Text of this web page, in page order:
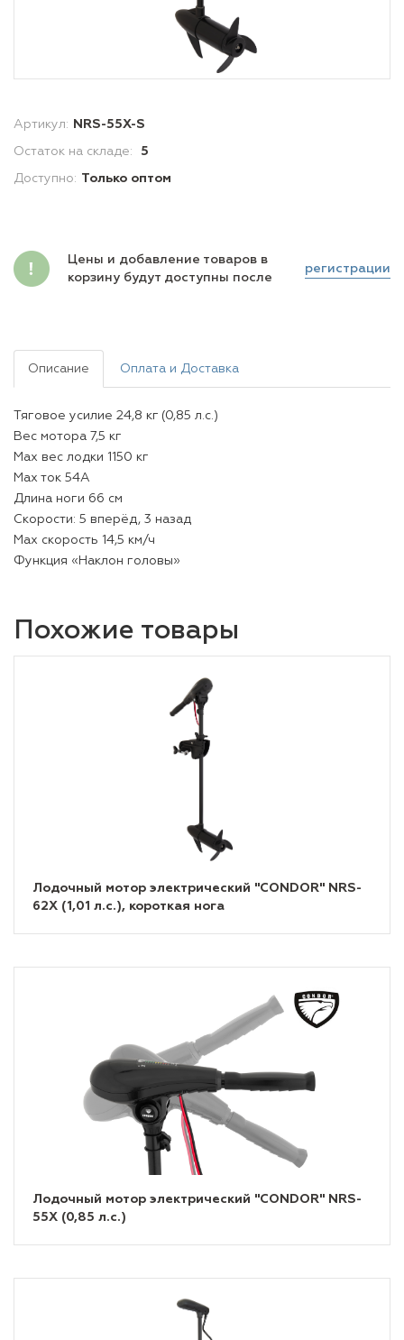
Артикул: NRS-55X-S
Остаток на складе: 5
Доступно: Только оптом
Цены и добавление товаров в
корзину будут доступны после
регистрации
Описание Оплата и Доставка
Тяговое усилие 24,8 кг (0,85 л.с.)
Вес мотора 7,5 кг
Мах вес лодки 1150 кг
Мах ток 54А
Длина ноги 66 см
Скорости: 5 вперёд, 3 назад
Мах скорость 14,5 км/ч
Функция «Наклон головы»
Похожие товары
Лодочный мотор электрический "CONDOR" NRS-
62X (1,01 л.с.), короткая нога
Лодочный мотор электрический "CONDOR" NRS-
55X (0,85 л.с.)